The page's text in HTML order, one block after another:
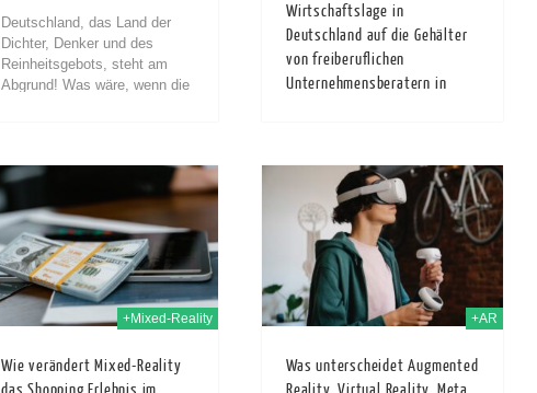
Deutschland, das Land der
Dichter, Denker und des
Reinheitsgebots, steht am
Abgrund! Was wäre, wenn die
Scherben lägen? Vier düstere
Szenarien zeigen uns eine
Zukunft, die so absurd ist,
dass sie fast schon wieder
unterhaltsam ist. Bereiten Sie
sich auf eine Reise in die
möglichen Alpträume
Deutschlands vor: eine
Übernahme durch Russland,
die Errichtung eines Kalifats
durch Saudi-Arabien, eine
Wirtschaftslage in
Deutschland auf die Gehälter
von freiberuflichen
Unternehmensberatern in
Künstliche Intelligenz (KI)
verändert den Arbeitsmarkt in
Deutschland rasant und
immer mehr Unternehmen
setzen darauf[1]. Unter KI
versteht man die Simulation
menschlicher Intelligenz in
Maschinen, die...
+Mixed-Reality
Wie verändert Mixed-Reality
+AR
11th Dez. 2023
Was unterscheidet Augmented
11th Dez. 2023